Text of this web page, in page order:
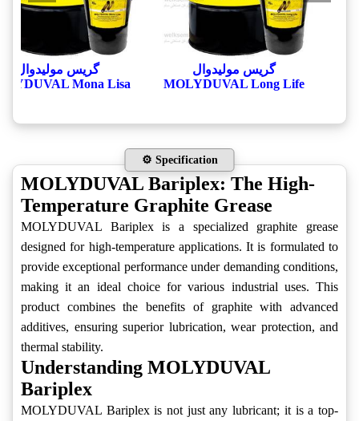
گریس مولیدوال
MOLYDUVAL Long Life
گریس مولیدوال
Mona Lisa
⚙️ Specification
MOLYDUVAL Bariplex: The High-
Temperature Graphite Grease
MOLYDUVAL Bariplex is a specialized graphite grease
designed for high-temperature applications. It is formulated to
provide exceptional performance under demanding conditions,
making it an ideal choice for various industrial uses. This
product combines the benefits of graphite with advanced
additives, ensuring superior lubrication, wear protection, and
thermal stability.
Understanding MOLYDUVAL
Bariplex
MOLYDUVAL Bariplex is not just any lubricant; it is a top-